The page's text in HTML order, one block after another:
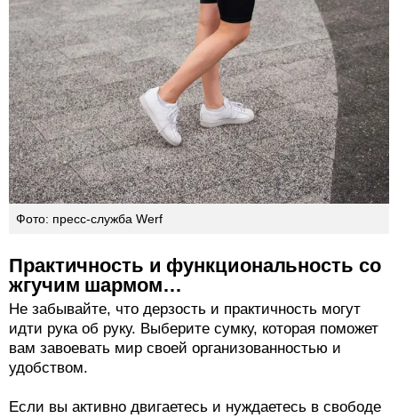
Фото: пресс-служба Werf
Практичность и функциональность со
жгучим шармом…
Не забывайте, что дерзость и практичность могут
идти рука об руку. Выберите сумку, которая поможет
вам завоевать мир своей организованностью и
удобством.
Если вы активно двигаетесь и нуждаетесь в свободе